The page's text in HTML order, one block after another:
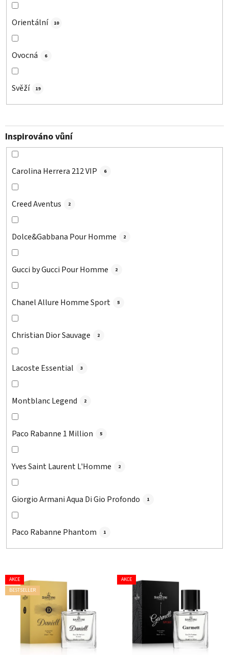
Orientální 10
Ovocná 6
Svěží 19
Inspirováno vůní
Carolina Herrera 212 VIP 6
Creed Aventus 2
Dolce&Gabbana Pour Homme 2
Gucci by Gucci Pour Homme 2
Chanel Allure Homme Sport 5
Christian Dior Sauvage 2
Lacoste Essential 3
Montblanc Legend 2
Paco Rabanne 1 Million 5
Yves Saint Laurent L'Homme 2
Giorgio Armani Aqua Di Gio Profondo 1
Paco Rabanne Phantom 1
V
ý
AKCE
BESTSELLER
AKCE